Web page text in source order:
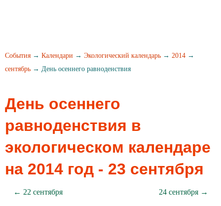
События → Календари → Экологический календарь → 2014 →
сентябрь → День осеннего равноденствия
День осеннего
равноденствия в
экологическом календаре
на 2014 год - 23 сентября
← 22 сентября 24 сентября →